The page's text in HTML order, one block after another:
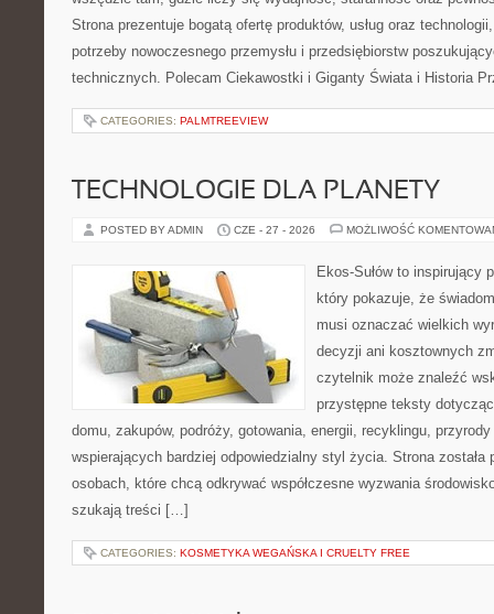
Strona prezentuje bogatą ofertę produktów, usług oraz
potrzeby nowoczesnego przemysłu i przedsiębiorstw
technicznych. Polecam Ciekawostki i Giganty Świata i Historia
CATEGORIES: PALMTREEVIEW
TECHNOLOGIE DLA PLANETY
POSTED BY ADMIN CZE - 27 - 2026 MOŻLIWOŚĆ
Ekos-Sułów to inspirujący
który pokazuje, że
musi oznaczać wielkich
decyzji ani kosztownych
czytelnik może znaleźć
przystępne teksty
domu, zakupów, podróży, gotowania, energii, recyklingu,
wspierających bardziej odpowiedzialny styl życia. Strona została
osobach, które chcą odkrywać współczesne wyzwania
szukają treści […]
CATEGORIES: KOSMETYKA WEGAŃSKA I CRUELTY FREE